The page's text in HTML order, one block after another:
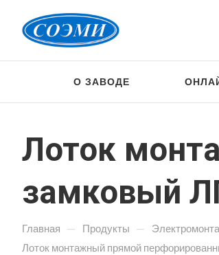
О ЗАВОДЕ
Лоток
замковый
Главная — Продукты —
Лоток монтажный прямой